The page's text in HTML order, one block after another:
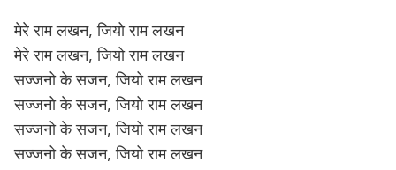
मेरे राम लखन, जियो राम लखन
मेरे राम लखन, जियो राम लखन
सज्जनो के सजन, जियो राम लखन
सज्जनो के सजन, जियो राम लखन
सज्जनो के सजन, जियो राम लखन
सज्जनो के सजन, जियो राम लखन